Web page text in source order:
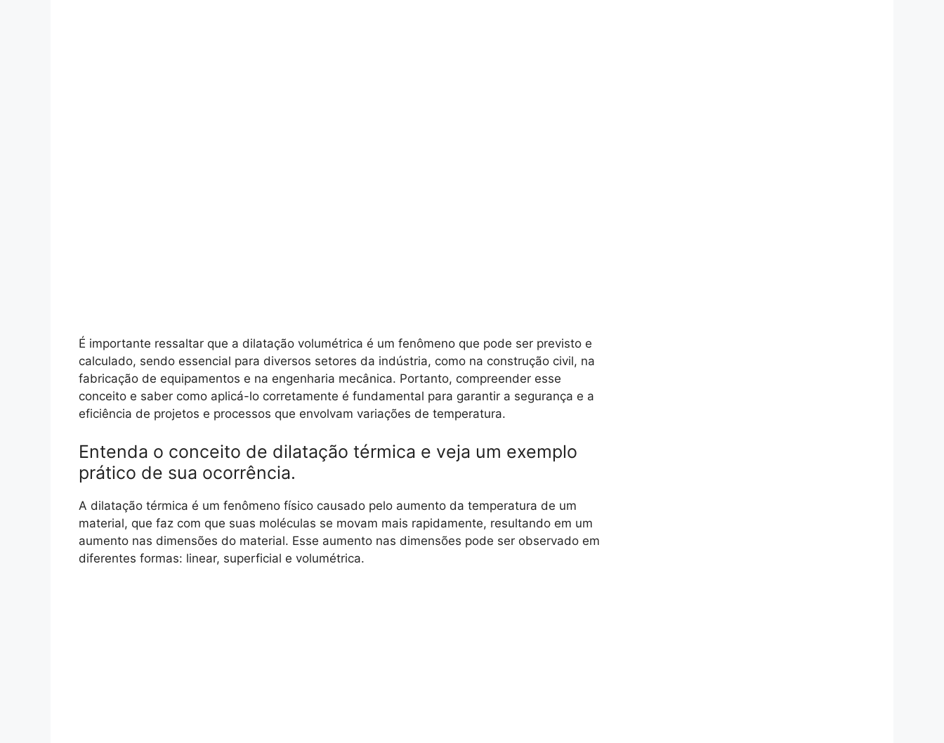
É importante ressaltar que a dilatação volumétrica é um fenômeno que pode ser previsto e
calculado, sendo essencial para diversos setores da indústria, como na construção civil, na
fabricação de equipamentos e na engenharia mecânica. Portanto, compreender esse
conceito e saber como aplicá-lo corretamente é fundamental para garantir a segurança e a
eficiência de projetos e processos que envolvam variações de temperatura.
Entenda o conceito de dilatação térmica e veja um exemplo
prático de sua ocorrência.
A dilatação térmica é um fenômeno físico causado pelo aumento da temperatura de um
material, que faz com que suas moléculas se movam mais rapidamente, resultando em um
aumento nas dimensões do material. Esse aumento nas dimensões pode ser observado em
diferentes formas: linear, superficial e volumétrica.